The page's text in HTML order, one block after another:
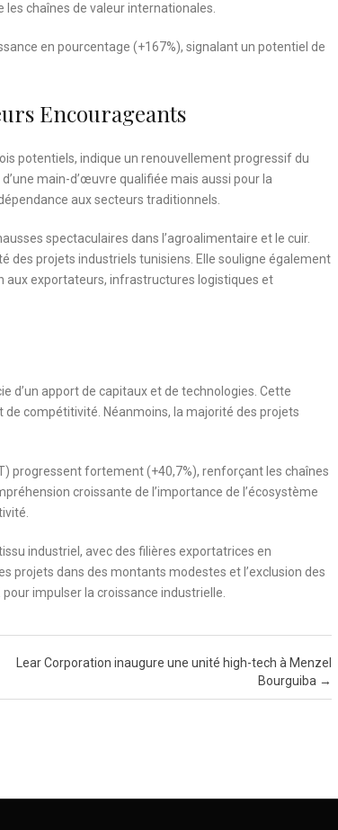
chaînes de valeur internationales.
en pourcentage (+167%), signalant un potentiel de
Encourageants
potentiels, indique un renouvellement progressif du
main-d’œuvre qualifiée mais aussi pour la
aux secteurs traditionnels.
spectaculaires dans l’agroalimentaire et le cuir.
des projets industriels tunisiens. Elle souligne également
aux exportateurs, infrastructures logistiques et
d’un apport de capitaux et de technologies. Cette
compétitivité. Néanmoins, la majorité des projets
progressent fortement (+40,7%), renforçant les chaînes
croissante de l’importance de l’écosystème
industriel, avec des filières exportatrices en
projets dans des montants modestes et l’exclusion des
impulser la croissance industrielle.
Lear Corporation inaugure une unité high-tech à Menzel
Bourguiba →